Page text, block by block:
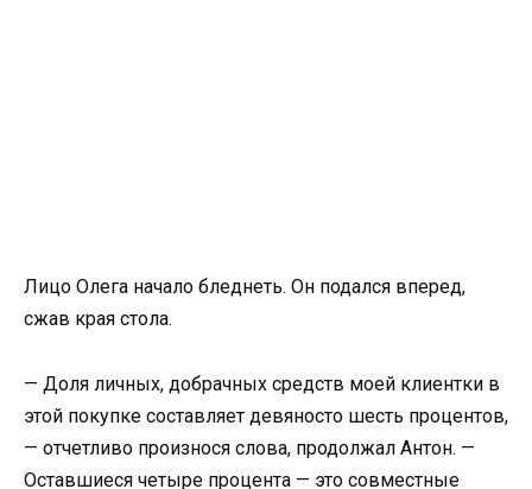
Лицо Олега начало бледнеть. Он подался вперед,
сжав края стола.
— Доля личных, добрачных средств моей клиентки в
этой покупке составляет девяносто шесть процентов,
— отчетливо произнося слова, продолжал Антон. —
Оставшиеся четыре процента — это совместные